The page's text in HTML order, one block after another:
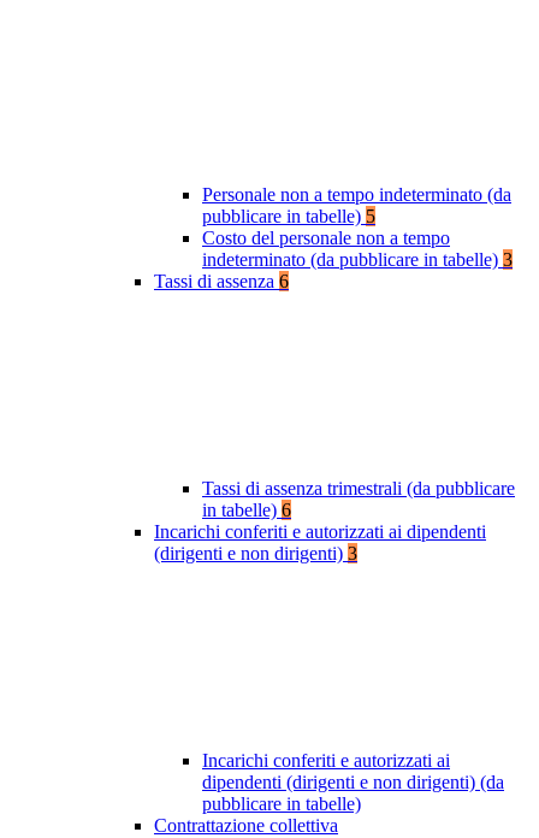
Personale non a tempo indeterminato (da
pubblicare in tabelle) 5
Costo del personale non a tempo
indeterminato (da pubblicare in tabelle) 3
Tassi di assenza 6
Tassi di assenza trimestrali (da pubblicare
in tabelle) 6
Incarichi conferiti e autorizzati ai dipendenti
(dirigenti e non dirigenti) 3
Incarichi conferiti e autorizzati ai
dipendenti (dirigenti e non dirigenti) (da
pubblicare in tabelle)
Contrattazione collettiva